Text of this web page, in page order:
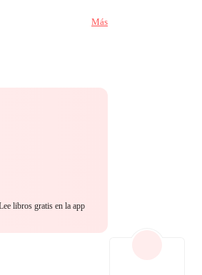
Más
libros gratis en la app